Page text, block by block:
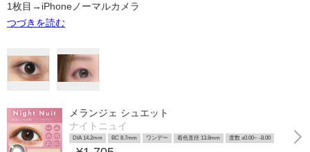
1枚目→iPhoneノーマルカメラ
つづきを読む
メランジェ シュエット
ナイトニュイ
DIA 14.2mm BC 8.7mm ワンデー 着色直径 13.8mm 度数 ±0.00~ -8.00